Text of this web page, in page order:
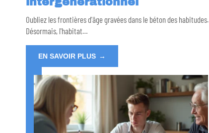
Oubliez les frontières d'âge gravées dans le béton des habitudes.
Désormais, l'habitat…
EN SAVOIR PLUS